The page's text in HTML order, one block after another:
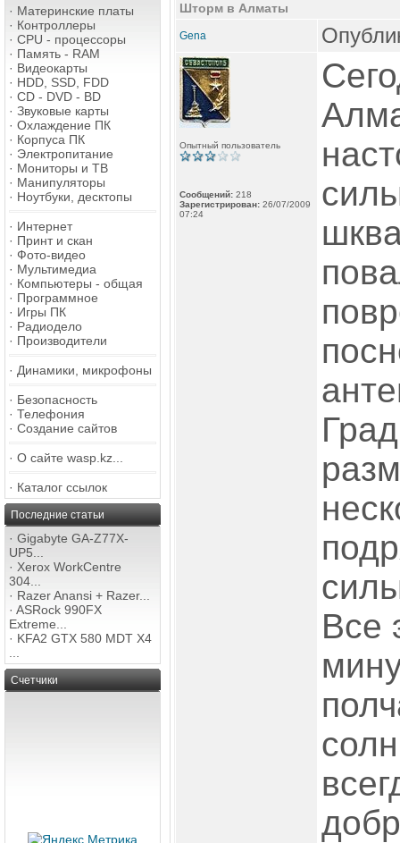
· Материнские платы
· Контроллеры
· CPU - процессоры
· Память - RAM
· Видеокарты
· HDD, SSD, FDD
· CD - DVD - BD
· Звуковые карты
· Охлаждение ПК
· Корпуса ПК
· Электропитание
· Мониторы и ТВ
· Манипуляторы
· Ноутбуки, десктопы
· Интернет
· Принт и скан
· Фото-видео
· Мультимедиа
· Компьютеры - общая
· Программное
· Игры ПК
· Радиодело
· Производители
· Динамики, микрофоны
· Безопасность
· Телефония
· Создание сайтов
· О сайте wasp.kz...
· Каталог ссылок
Последние статьи
· Gigabyte GA-Z77X-
UP5...
· Xerox WorkCentre
304...
· Razer Anansi + Razer...
· ASRock 990FX
Extreme...
· KFA2 GTX 580 MDT X4
Счетчики
Шторм в Алматы
Gena
Опытный пользователь
Сообщений: 218
Зарегистрирован: 26/07/2009
07:24
Все